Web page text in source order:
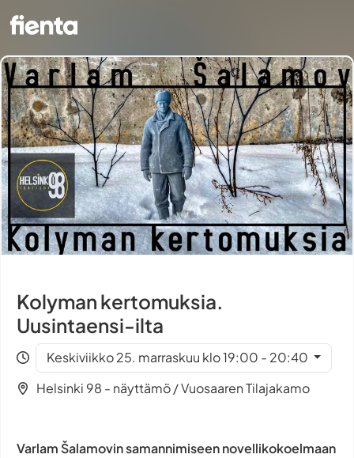
Kolyman kertomuksia.
Uusintaensi-ilta
Keskiviikko 25. marraskuu klo 19:00 - 20:40
Helsinki 98 - näyttämö / Vuosaaren Tilajakamo
Varlam Šalamovin samannimiseen novellikokoelmaan